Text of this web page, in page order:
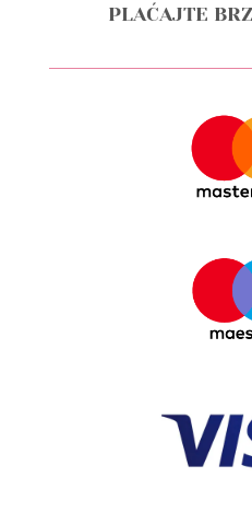
PLAĆAJTE